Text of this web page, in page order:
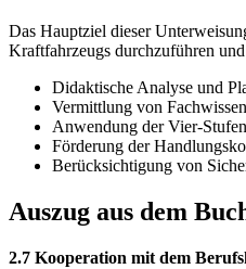
Das Hauptziel dieser
Kraftfahrzeugs durchzuführen
Didaktische Analyse und
Vermittlung von
Anwendung der Vier-
Förderung der
Berücksichtigung von
Auszug aus dem
2.7 Kooperation mit dem